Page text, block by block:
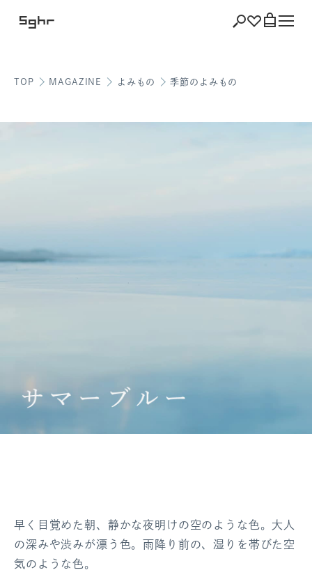
お気に入り
TOP MAGAZINE よみもの 季節のよみもの
早く目覚めた朝、静かな夜明けの空のような色。 大人
の深みや渋みが漂う色。 雨降り前の、湿りを帯びた空
気のような色。